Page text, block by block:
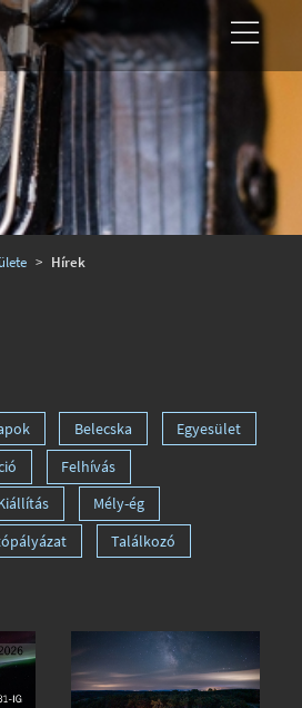
> Hírek
Belecska
Egyesület
Felhívás
Mély-ég
Találkozó